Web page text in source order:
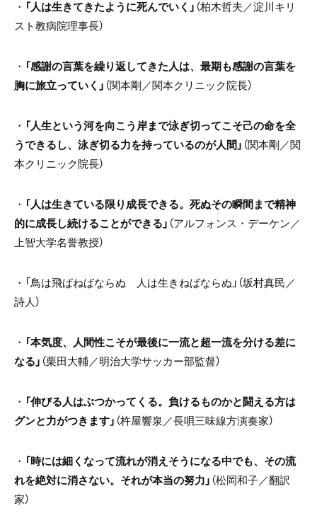
・ 「人は生きてきたように死んでいく」 （柏木哲夫／淀川キリ
スト教病院理事長）
・ 「感謝の言葉を繰り返してきた人は、最期も感謝の言葉を
胸に旅立っていく」 （関本剛／関本クリニック院長）
・ 「人生という河を向こう岸まで泳ぎ切ってこそ己の命を全
うできるし、泳ぎ切る力を持っているのが人間」 （関本剛／関
本クリニック院長）
・ 「人は生きている限り成長できる。死ぬその瞬間まで精神
的に成長し続けることができる」 （アルフォンス・デーケン／
上智大学名誉教授）
・「鳥は飛ばねばならぬ 人は生きねばならぬ」（坂村真民／
詩人）
・ 「本気度、人間性こそが最後に一流と超一流を分ける差に
なる」 （栗田大輔／明治大学サッカー部監督）
・ 「伸びる人はぶつかってくる。負けるものかと闘える方は
グンと力がつきます」 （杵屋響泉／長唄三味線方演奏家）
・ 「時には細くなって流れが消えそうになる中でも、その流
れを絶対に消さない。それが本当の努力」 （松岡和子／翻訳
家）